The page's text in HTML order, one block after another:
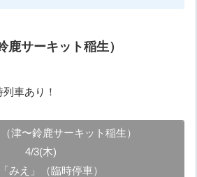
鹿サーキット稲生）
車あり！
津〜鈴鹿サーキット稲生）
4/3(木)
みえ」（臨時停車）